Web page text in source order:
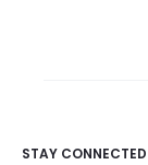
STAY CONNECTED